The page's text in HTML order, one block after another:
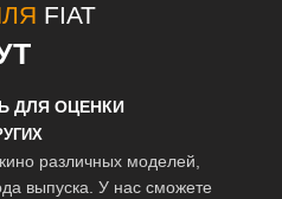
FIAT
ДЛЯ ОЦЕНКИ
различных моделей,
выпуска. У нас сможете